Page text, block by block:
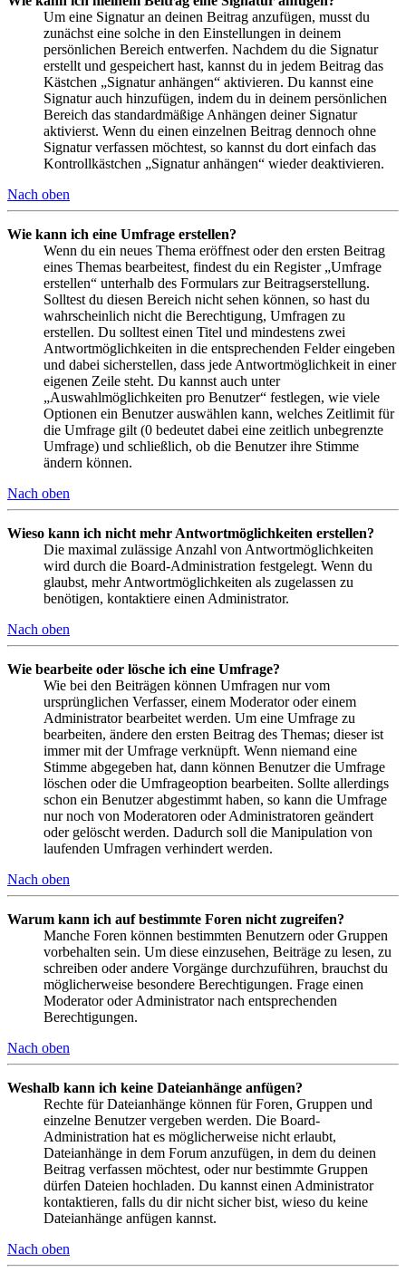
Um eine Signatur an deinen Beitrag anzufügen, musst du
zunächst eine solche in den Einstellungen in deinem
persönlichen Bereich entwerfen. Nachdem du die Signatur
erstellt und gespeichert hast, kannst du in jedem Beitrag das
Kästchen „Signatur anhängen“ aktivieren. Du kannst eine
Signatur auch hinzufügen, indem du in deinem persönlichen
Bereich das standardmäßige Anhängen deiner Signatur
aktivierst. Wenn du einen einzelnen Beitrag dennoch ohne
Signatur verfassen möchtest, so kannst du dort einfach das
Kontrollkästchen „Signatur anhängen“ wieder deaktivieren.
Nach oben
Wie kann ich eine Umfrage erstellen?
Wenn du ein neues Thema eröffnest oder den ersten Beitrag
eines Themas bearbeitest, findest du ein Register „Umfrage
erstellen“ unterhalb des Formulars zur Beitragserstellung.
Solltest du diesen Bereich nicht sehen können, so hast du
wahrscheinlich nicht die Berechtigung, Umfragen zu
erstellen. Du solltest einen Titel und mindestens zwei
Antwortmöglichkeiten in die entsprechenden Felder eingeben
und dabei sicherstellen, dass jede Antwortmöglichkeit in einer
eigenen Zeile steht. Du kannst auch unter
„Auswahlmöglichkeiten pro Benutzer“ festlegen, wie viele
Optionen ein Benutzer auswählen kann, welches Zeitlimit für
die Umfrage gilt (0 bedeutet dabei eine zeitlich unbegrenzte
Umfrage) und schließlich, ob die Benutzer ihre Stimme
ändern können.
Nach oben
Wieso kann ich nicht mehr Antwortmöglichkeiten erstellen?
Die maximal zulässige Anzahl von Antwortmöglichkeiten
wird durch die Board-Administration festgelegt. Wenn du
glaubst, mehr Antwortmöglichkeiten als zugelassen zu
benötigen, kontaktiere einen Administrator.
Nach oben
Wie bearbeite oder lösche ich eine Umfrage?
Wie bei den Beiträgen können Umfragen nur vom
ursprünglichen Verfasser, einem Moderator oder einem
Administrator bearbeitet werden. Um eine Umfrage zu
bearbeiten, ändere den ersten Beitrag des Themas; dieser ist
immer mit der Umfrage verknüpft. Wenn niemand eine
Stimme abgegeben hat, dann können Benutzer die Umfrage
löschen oder die Umfrageoption bearbeiten. Sollte allerdings
schon ein Benutzer abgestimmt haben, so kann die Umfrage
nur noch von Moderatoren oder Administratoren geändert
oder gelöscht werden. Dadurch soll die Manipulation von
laufenden Umfragen verhindert werden.
Nach oben
Warum kann ich auf bestimmte Foren nicht zugreifen?
Manche Foren können bestimmten Benutzern oder Gruppen
vorbehalten sein. Um diese einzusehen, Beiträge zu lesen, zu
schreiben oder andere Vorgänge durchzuführen, brauchst du
möglicherweise besondere Berechtigungen. Frage einen
Moderator oder Administrator nach entsprechenden
Berechtigungen.
Nach oben
Weshalb kann ich keine Dateianhänge anfügen?
Rechte für Dateianhänge können für Foren, Gruppen und
einzelne Benutzer vergeben werden. Die Board-
Administration hat es möglicherweise nicht erlaubt,
Dateianhänge in dem Forum anzufügen, in dem du deinen
Beitrag verfassen möchtest, oder nur bestimmte Gruppen
dürfen Dateien hochladen. Du kannst einen Administrator
kontaktieren, falls du dir nicht sicher bist, wieso du keine
Dateianhänge anfügen kannst.
Nach oben